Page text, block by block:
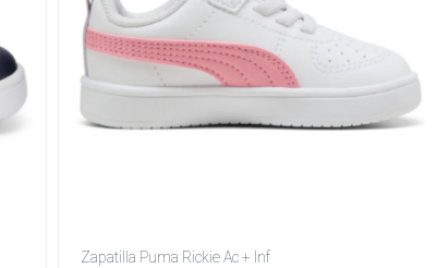
Zapatilla Puma Rickie Ac + Inf